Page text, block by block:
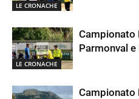
LE CRONACHE
LE CRONACHE
Campionato
Parmonval
Campionato